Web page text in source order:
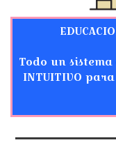
Todo un sistema
INTUITIVO